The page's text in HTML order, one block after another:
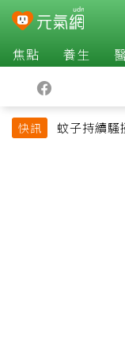
焦點 養生
快訊
蚊子持續騷